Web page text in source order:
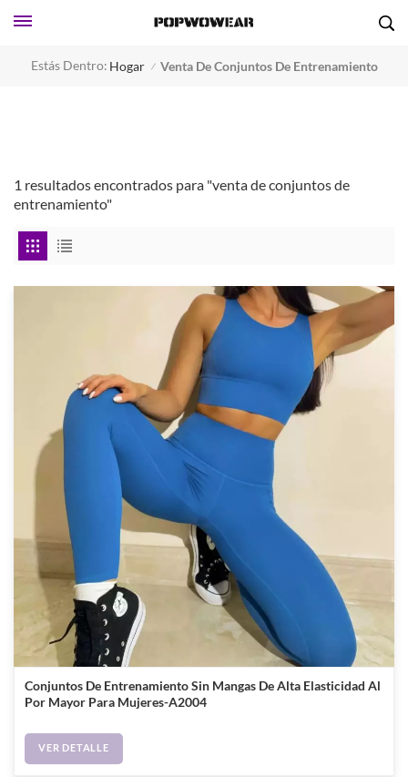
Estás Dentro: Hogar / Venta De Conjuntos De Entrenamiento
1 resultados encontrados para "venta de conjuntos de
entrenamiento"
Conjuntos De Entrenamiento Sin Mangas De Alta Elasticidad Al
Por Mayor Para Mujeres-A2004
VER DETALLE